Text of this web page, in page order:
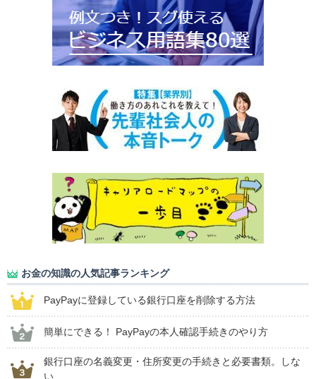
お金の知識の人気記事ランキング
PayPayに登録している銀行口座を削除する方法
簡単にできる！ PayPayの本人確認手続きのやり方
銀行口座の名義変更・住所変更の手続きと必要書類。しな
い...